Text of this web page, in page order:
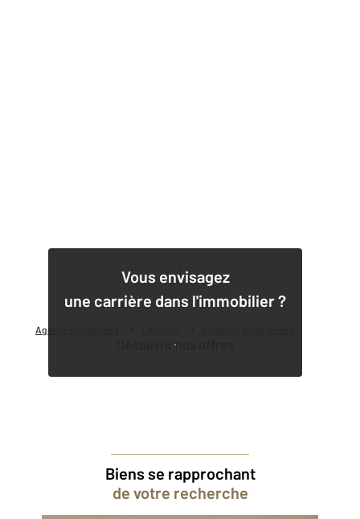
Agence immobilière
Vous envisagez
une carrière dans l'immobilier ?
Découvrir nos offres
Biens se rapprochant
de votre recherche